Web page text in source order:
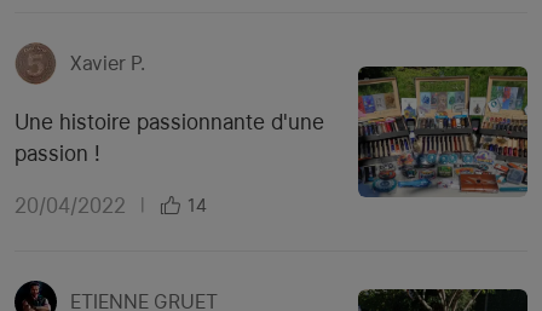
Xavier P.
Une histoire passionnante d'une
passion !
20/04/2022 14
ETIENNE GRUET